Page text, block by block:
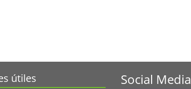
útiles Social Media